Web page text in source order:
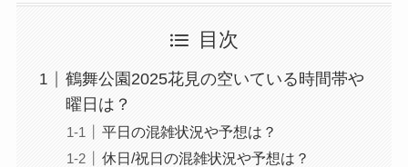
目次
鶴舞公園2025花見の空いている時間帯や
曜日は？
平日の混雑状況や予想は？
休日/祝日の混雑状況や予想は？